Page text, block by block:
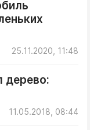
25.11.2020, 11:48
дерево:
11.05.2018, 08:44